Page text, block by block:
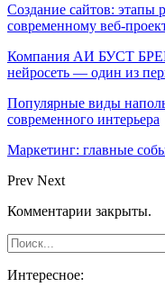
Создание сайтов: этапы
современному веб-
Компания АИ БУСТ
нейросеть — один из
Популярные виды
современного интерьера
Маркетинг: главные
Prev Next
Комментарии закрыты.
Интересное: